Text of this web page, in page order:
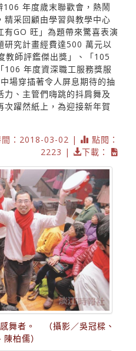
106 年度歲末聯歡會，熱鬧
精采回顧由學習與教學中心
GO 旺」為題帶來驚喜表演
研究計畫經費達500 萬元以
教師評鑑傑出獎」、「105
106 年度資深職工服務獎服
場穿插著令人屏息期待的抽
、主管們嗨跳的抖肩舞及
躍然紙上，為迎接新年賀
間：2018-03-02 |
點閱：
2223 |
下載：
舞者。 （攝影／吳冠樑、
柏儒）